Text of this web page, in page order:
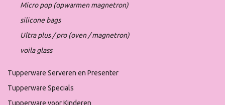
Micro pop (opwarmen magnetron)
silicone bags
Ultra plus / pro (oven / magnetron)
voila glass
Tupperware Serveren en Presenter
Tupperware Specials
Tupperware voor Kinderen